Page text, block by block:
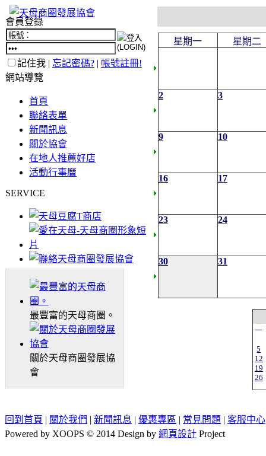
會員登錄
記住我 | 忘記密碼? | 帳號註冊!
網站導覽
首頁
聯絡表單
新聞訊息
關於協會
在地人推薦好店
活動行事曆
SERVICE
最豐富的天母商圈。
關於天母商圈發展協
會
星期一 星期二
2 3
9 10
16 17
23 24
30 31
一
5
12
19
26
回到首頁 | 關於我們 | 新聞訊息 | 優惠專區 | 常見問題 | 客服中心
Powered by XOOPS © 2014 Design by 網頁設計 Project